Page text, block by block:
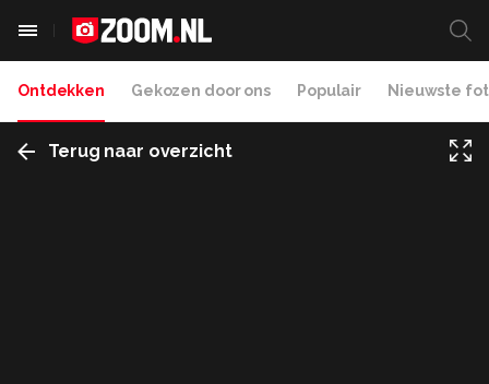
Ontdekken Gekozen door ons Populair Nieuwste
Terug naar overzicht